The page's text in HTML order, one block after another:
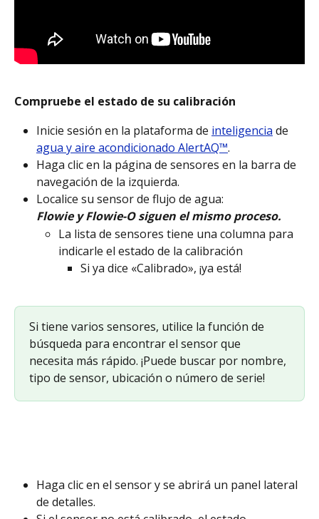
Compruebe el estado de su calibración
Inicie sesión en la plataforma de inteligencia de
agua y aire acondicionado AlertAQ™.
Haga clic en la página de sensores en la barra de
navegación de la izquierda.
Localice su sensor de flujo de agua:
Flowie y Flowie-O siguen el mismo proceso.
La lista de sensores tiene una columna para
indicarle el estado de la calibración
Si ya dice «Calibrado», ¡ya está!
Si tiene varios sensores, utilice la función de
búsqueda para encontrar el sensor que
necesita más rápido. ¡Puede buscar por nombre,
tipo de sensor, ubicación o número de serie!
Haga clic en el sensor y se abrirá un panel lateral
de detalles.